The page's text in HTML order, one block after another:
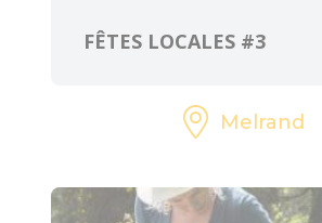
FÊTES LOCALES #3
Melrand